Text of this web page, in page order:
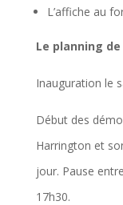
L’affiche au
Le planning
Inauguration le
Début des
Harrington et
jour. Pause
17h30.